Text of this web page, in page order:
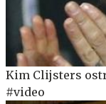
Kim Clijsters
#video